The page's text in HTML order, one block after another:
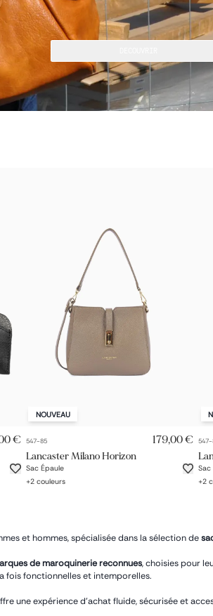
€
NOUVEAU
547-85 179,00 €
Lancaster Milano Horizon
Sac Épaule
+2 couleurs
Sac
+2
et hommes, spécialisée dans la sélection de
de maroquinerie reconnues, choisies pour
fois fonctionnelles et intemporelles.
une expérience d’achat fluide, sécurisée et